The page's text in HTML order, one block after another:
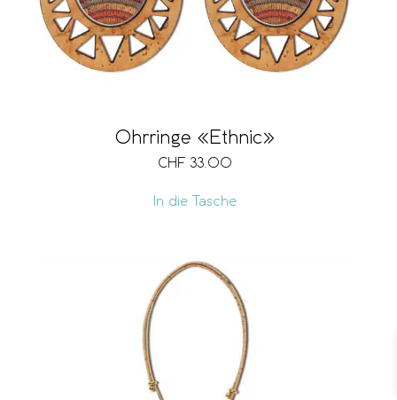
Ohrringe «Ethnic»
CHF 33.00
In die Tasche